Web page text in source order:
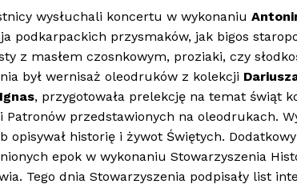
wysłuchali koncertu w wykonaniu
podkarpackich przysmaków, jak bigos
z masłem czosnkowym, proziaki, czy
był wernisaż oleodruków z kolekcji
, przygotowała prelekcję na temat świąt
przedstawionych na oleodrukach.
opisywał historię i żywot Świętych.
epok w wykonaniu Stowarzyszenia
Tego dnia Stowarzyszenia podpisały list